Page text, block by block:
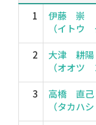
1
伊藤 崇
（イトウ
2
大津 耕陽
（オオツ
3
高橋 直己
（タカハ